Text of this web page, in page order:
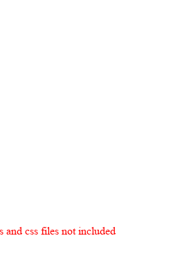
css files not included